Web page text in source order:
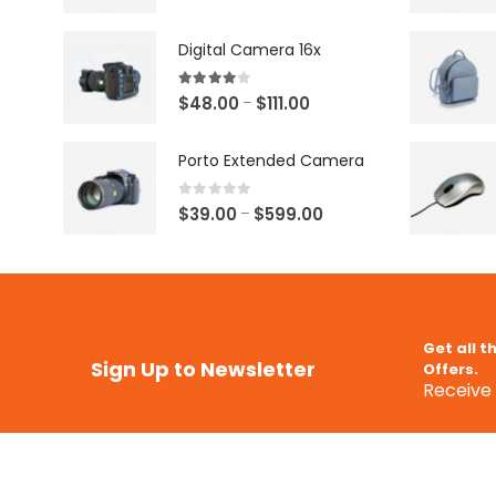
Digital Camera 16x
4.00 out of 5
$48.00 – $111.00
Porto Extended Camera
0 out of 5
$39.00 – $599.00
Sign Up to Newsletter
Get all
Offers.